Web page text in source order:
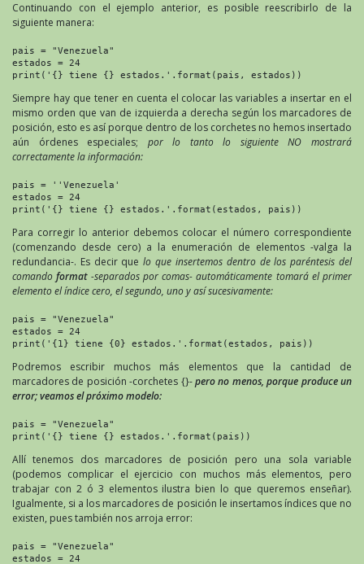
Continuando con el ejemplo anterior, es posible reescribirlo de la
siguiente manera:
pais = "Venezuela"
estados = 24
print('{} tiene {} estados.'.format(pais, estados))
Siempre hay que tener en cuenta el colocar las variables a insertar en el
mismo orden que van de izquierda a derecha según los marcadores de
posición, esto es así porque dentro de los corchetes no hemos insertado
aún órdenes especiales; por lo tanto lo siguiente NO mostrará
correctamente la información:
pais = ''Venezuela'
estados = 24
print('{} tiene {} estados.'.format(estados, pais))
Para corregir lo anterior debemos colocar el número correspondiente
(comenzando desde cero) a la enumeración de elementos -valga la
redundancia-. Es decir quelo que insertemos dentro de los paréntesis del
comandoformat-separados por comas- automáticamente tomará el primer
elemento el índice cero, el segundo, uno y así sucesivamente:
pais = "Venezuela"
estados = 24
print('{1} tiene {0} estados.'.format(estados, pais))
Podremos escribir muchos más elementos que la cantidad de
marcadores de posición -corchetes {}-pero no menos, porque produce un
error; veamos el próximo modelo:
pais = "Venezuela"
print('{} tiene {} estados.'.format(pais))
Allí tenemos dos marcadores de posición pero una sola variable
(podemos complicar el ejercicio con muchos más elementos, pero
trabajar con 2 ó 3 elementos ilustra bien lo que queremos enseñar).
Igualmente, si a los marcadores de posición le insertamos índices que no
existen, pues también nos arroja error:
pais = "Venezuela"
estados = 24